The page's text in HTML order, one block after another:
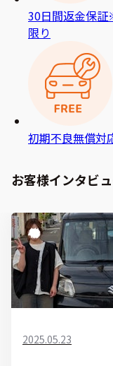
30日間返金保証
限り
初期不良無償対
お客様インタビ
2025.05.23